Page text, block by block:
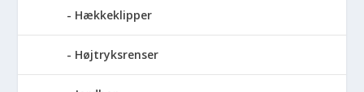
Hækkeklipper
Højtryksrenser